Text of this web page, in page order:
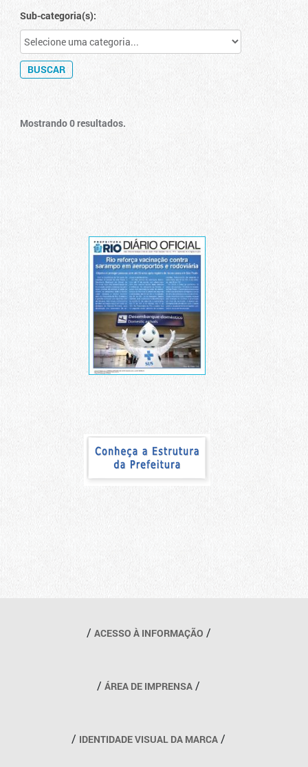
Sub-categoria(s):
Mostrando 0 resultados.
Outros links
ACESSO À INFORMAÇÃO
ÁREA DE IMPRENSA
IDENTIDADE VISUAL DA MARCA